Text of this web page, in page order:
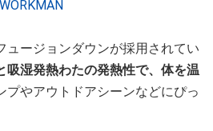
ュージョンダウンが採用されてい
吸湿発熱わたの発熱性で、体を温
プやアウトドアシーンなどにぴっ